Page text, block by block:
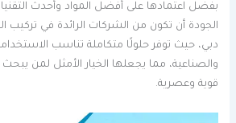
بفضل اعتمادها على أفضل المواد وأحدث
الجودة أن تكون من الشركات الرائدة في تركيب
دبي، حيث توفر حلولًا متكاملة تناسب
والصناعية، مما يجعلها الخيار الأمثل لمن
قوية وعصرية.